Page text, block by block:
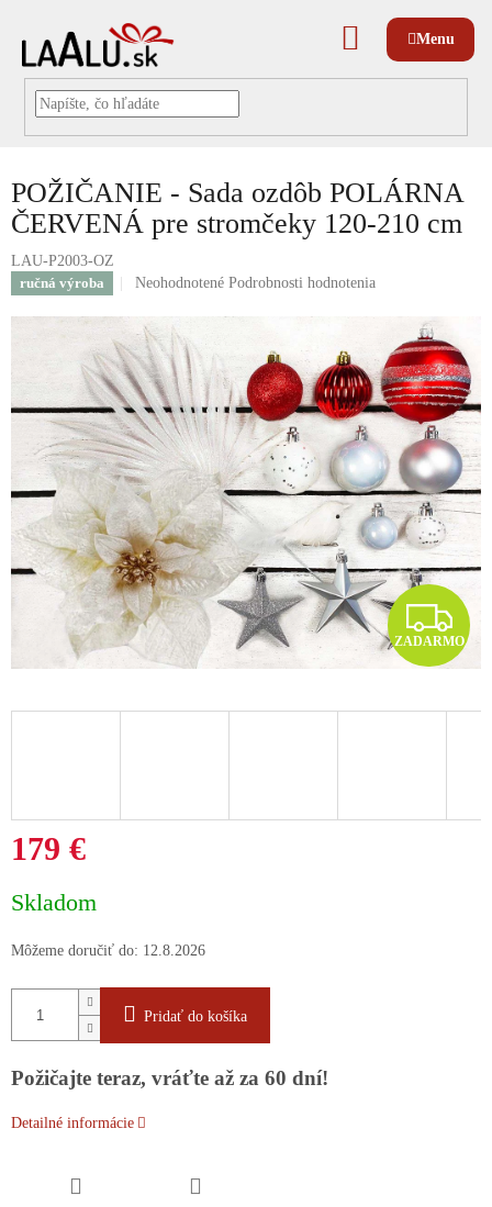
NÁKUPNÝ
KOŠÍK
POŽIČANIE - Sada ozdôb POLÁRNA
ČERVENÁ pre stromčeky 120-210 cm
LAU-P2003-OZ
ručná výroba
Priemerné
produktu
0,0
z
5
hviezdičiek.
Neohodnotené Podrobnosti hodnotenia
Z
A
D
ZADARMO
179 €
cena:
Skladom
Môžeme doručiť do: 12.8.2026
Pridať do košíka
Požičajte teraz, vráťte až za 60 dní!
Detailné informácie